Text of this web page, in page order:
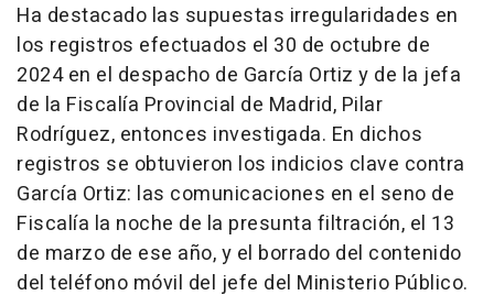
Ha destacado las supuestas irregularidades en
los registros efectuados el 30 de octubre de
2024 en el despacho de García Ortiz y de la jefa
de la Fiscalía Provincial de Madrid, Pilar
Rodríguez, entonces investigada. En dichos
registros se obtuvieron los indicios clave contra
García Ortiz: las comunicaciones en el seno de
Fiscalía la noche de la presunta filtración, el 13
de marzo de ese año, y el borrado del contenido
del teléfono móvil del jefe del Ministerio Público.